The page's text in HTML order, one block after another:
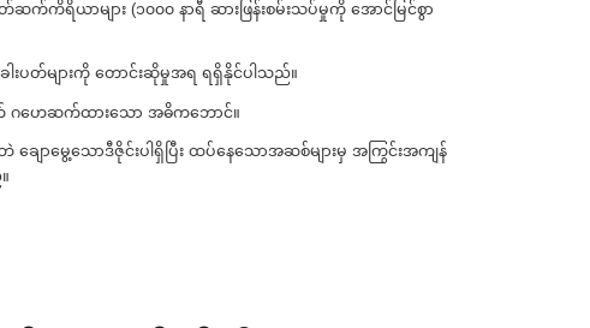
ကိရိယာများ (၁၀၀၀ နာရီ ဆားဖြန်းစမ်းသပ်မှုကို အောင်မြင်စွာ
းပတ်များကို တောင်းဆိုမှုအရ ရရှိနိုင်ပါသည်။
ဂဟေဆက်ထားသော အဓိကဘောင်။
ချောမွေ့သောဒီဇိုင်းပါရှိပြီး ထပ်နေသောအဆစ်များမှ အကြွင်းအကျန်